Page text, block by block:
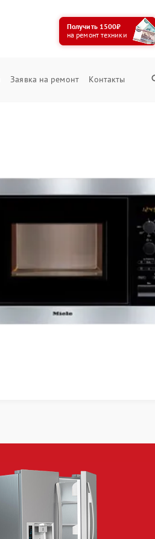
Получить 1500₽
на ремонт техники
Заявка на ремонт Контакты